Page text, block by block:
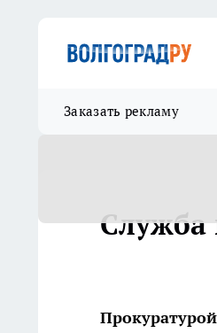
Заказать рекламу
Служба